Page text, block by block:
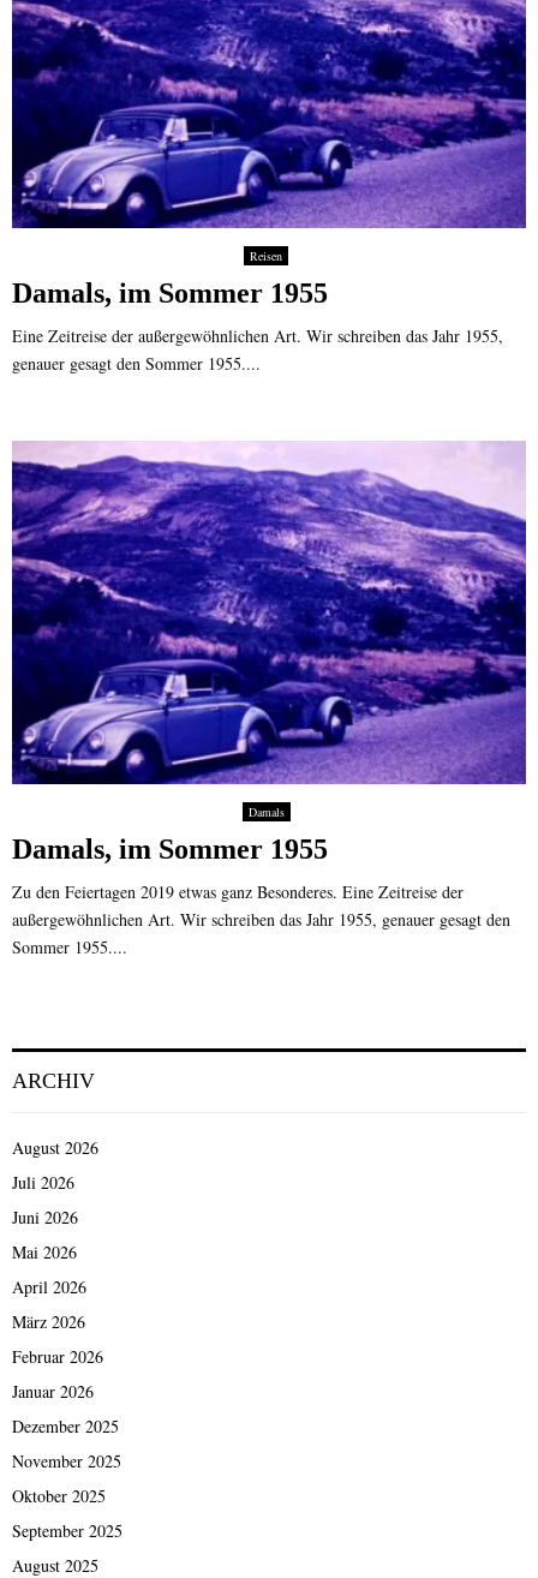
Reisen
Damals, im Sommer 1955
Eine Zeitreise der außergewöhnlichen Art. Wir schreiben das Jahr 1955,
genauer gesagt den Sommer 1955....
Damals
Damals, im Sommer 1955
Zu den Feiertagen 2019 etwas ganz Besonderes. Eine Zeitreise der
außergewöhnlichen Art. Wir schreiben das Jahr 1955, genauer gesagt den
Sommer 1955....
ARCHIV
August 2026
Juli 2026
Juni 2026
Mai 2026
April 2026
März 2026
Februar 2026
Januar 2026
Dezember 2025
November 2025
Oktober 2025
September 2025
August 2025